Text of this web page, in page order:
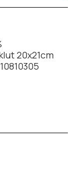
20x21cm